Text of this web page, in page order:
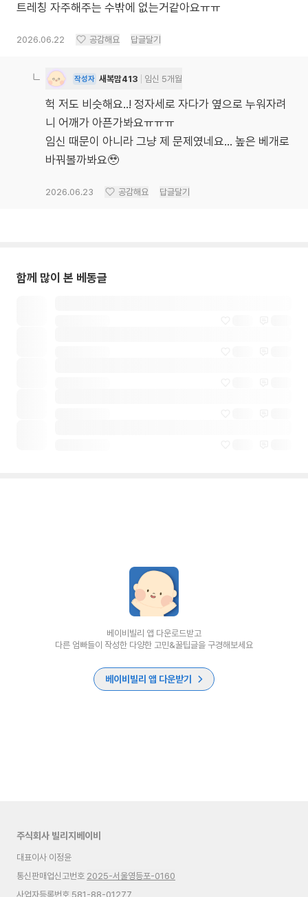
트레칭 자주해주는 수밖에 없는거같아요ㅠㅠ
2026.06.22 공감해요 답글달기
작성자 새복맘413 임신 5개월
헉 저도 비슷해요..! 정자세로 자다가 옆으로 누워자려
니 어깨가 아픈가봐요ㅠㅠㅠ
임신 때문이 아니라 그냥 제 문제였네요... 높은 베개로
바꿔볼까봐요🥹
2026.06.23 공감해요 답글달기
함께 많이 본 베동글
베이비빌리 앱 다운로드받고
다른 엄빠들이 작성한 다양한 고민&꿀팁글을 구경해보세요
베이비빌리 앱 다운받기
주식회사 빌리지베이비
대표이사 이정윤
통신판매업신고번호 2025-서울영등포-0160
사업자등록번호 581-88-01277